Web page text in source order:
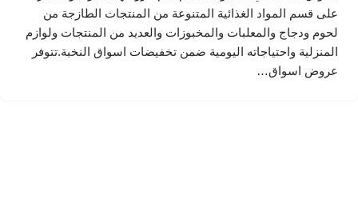
على قسم المواد الغذائية المتنوعة من المنتجات الطازجة من
لحوم ودجاج والمعلبات والمخبوزات والعديد من المنتجات ولوازم
المنزلية واحتياجاته اليومية ضمن تخفيضات اسواق النخبة.تتوفر
عروض اسواق…